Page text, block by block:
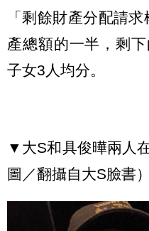
「剩餘財產分配請
產總額的一半，剩
子女3人均分。
▼大S和具俊曄兩人
圖／翻攝自大S臉書）